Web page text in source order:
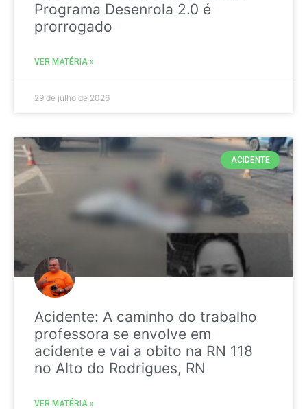
Programa Desenrola 2.0 é
prorrogado
VER MATÉRIA »
29 de julho de 2026
ACIDENTE
Acidente: A caminho do trabalho
professora se envolve em
acidente e vai a obito na RN 118
no Alto do Rodrigues, RN
VER MATÉRIA »